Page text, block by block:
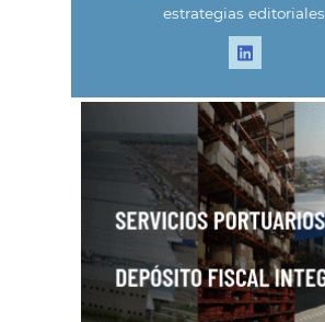
estrategias editoriales.